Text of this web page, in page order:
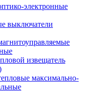
электронные
выключатели
извещатель
максимально-